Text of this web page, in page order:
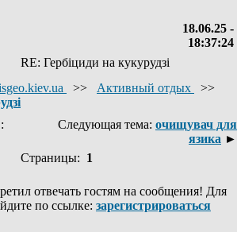
18.06.25 -
18:37:24
RE: Гербіциди на кукурудзі
>> Активный отдых
>>
:
Следующая тема: очищувач для
язика ►
Страницы: 1
отвечать гостям на сообщения! Для
по ссылке: зарегистрироваться